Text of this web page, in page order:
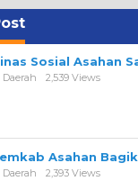
Sosial Asahan
Daerah 2,539 Views
Asahan
Daerah 2,393 Views